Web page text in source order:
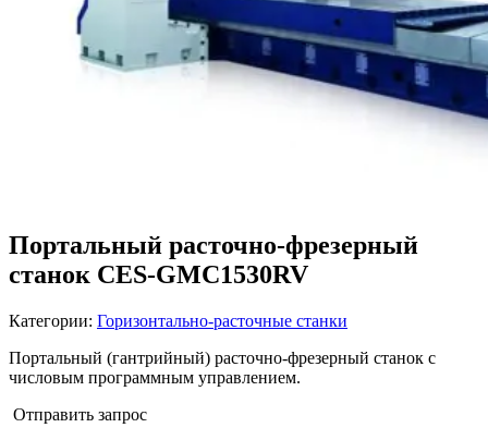
Портальный расточно-фрезерный
станок CES-GMC1530RV
Категории: Горизонтально-расточные станки
Портальный (гантрийный) расточно-фрезерный станок с
числовым программным управлением.
Отправить запрос